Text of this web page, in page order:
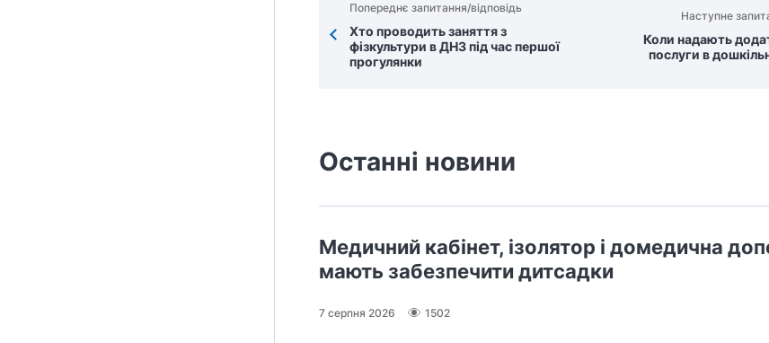
Попереднє запитання/відповідь
Хто проводить заняття з
фізкультури в ДНЗ під час першої
прогулянки
Наступне
Коли надають
послуги в
Останні новини
Медичний кабінет, ізолятор і домедична
мають забезпечити дитсадки
7 серпня 2026 1502